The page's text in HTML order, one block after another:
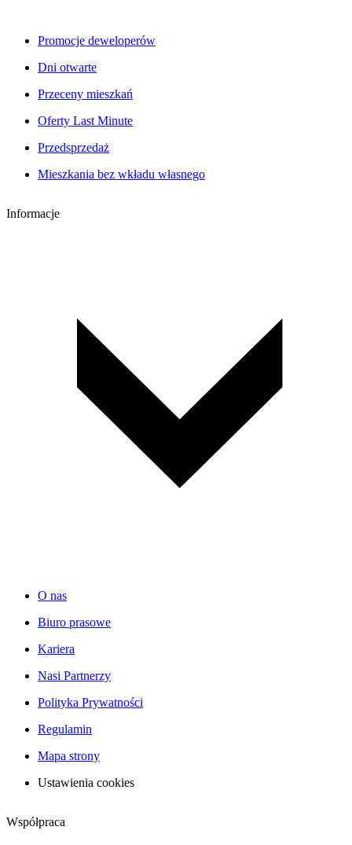
Promocje deweloperów
Dni otwarte
Przeceny mieszkań
Oferty Last Minute
Przedsprzedaż
Mieszkania bez wkładu własnego
Informacje
O nas
Biuro prasowe
Kariera
Nasi Partnerzy
Polityka Prywatności
Regulamin
Mapa strony
Ustawienia cookies
Współpraca